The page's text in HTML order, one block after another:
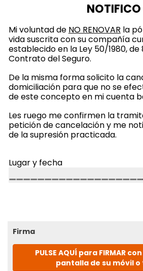
NOTIFICO
Mi voluntad de NO RENOVAR la
vida suscrita con su compañía
establecido en la Ley 50/1980,
Contrato del Seguro.
De la misma forma solicito la
domiciliación para que no se
de este concepto en mi cuenta
Les ruego me confirmen la
petición de cancelación y me
de la supresión practicada.
Lugar y fecha
Firma
PULSE AQUÍ para FIRMAR
pantalla de su móvil